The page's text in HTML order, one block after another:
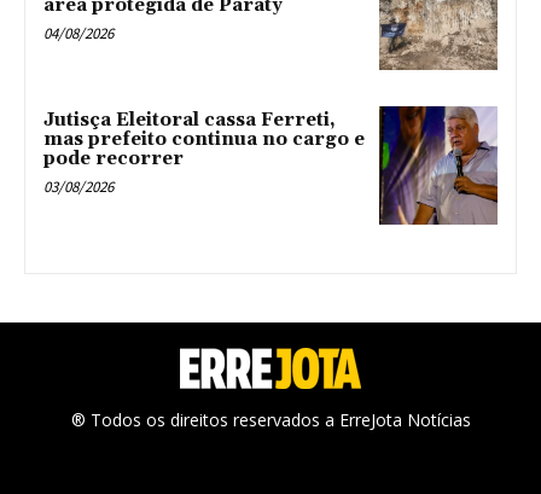
área protegida de Paraty
04/08/2026
Jutisça Eleitoral cassa Ferreti,
mas prefeito continua no cargo e
pode recorrer
03/08/2026
® Todos os direitos reservados a ErreJota Notícias